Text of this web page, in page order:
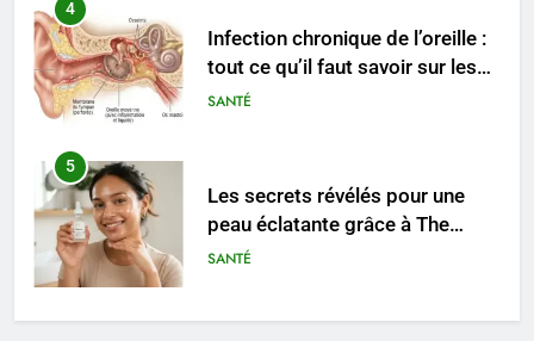
5
Les secrets révélés pour une
peau éclatante grâce à The
Ordinary
SANTÉ
6
Prévenir les chutes chez les
seniors: aménagement et
exercices
BIEN ÊTRE
7